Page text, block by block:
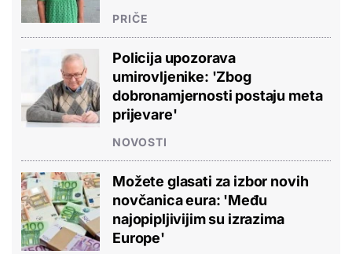
PRIČE
Policija upozorava
umirovljenike: 'Zbog
dobronamjernosti postaju meta
prijevare'
NOVOSTI
Možete glasati za izbor novih
novčanica eura: 'Među
najopipljivijim su izrazima
Europe'